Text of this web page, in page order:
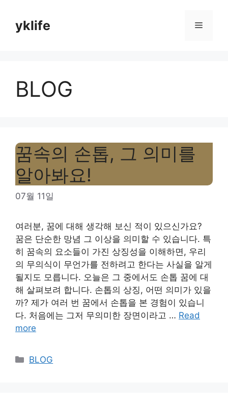
contentyklife Menu
BLOG
꿈속의 손톱, 그 의미를
알아봐요!
07월 11일
여러분, 꿈에 대해 생각해 보신 적이 있으신가요?
꿈은 단순한 망념 그 이상을 의미할 수 있습니다. 특
히 꿈속의 요소들이 가진 상징성을 이해하면, 우리
의 무의식이 무언가를 전하려고 한다는 사실을 알게
될지도 모릅니다. 오늘은 그 중에서도 손톱 꿈에 대
해 살펴보려 합니다. 손톱의 상징, 어떤 의미가 있을
까? 제가 여러 번 꿈에서 손톱을 본 경험이 있습니
다. 처음에는 그저 무의미한 장면이라고 … Read
more
Categories
BLOG